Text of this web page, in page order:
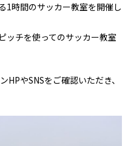
1時間のサッカー教室を開催し
ッチを使ってのサッカー教室
HPやSNSをご確認いただき、